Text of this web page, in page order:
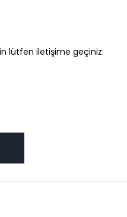
lütfen iletişime geçiniz: